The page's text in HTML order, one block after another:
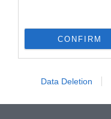
CONFIRM
Data Deletion